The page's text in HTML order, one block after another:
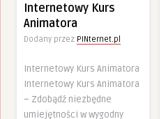
Internetowy Kurs
Animatora
Dodany przez PINternet.pl
Internetowy Kurs Animatora
Internetowy Kurs Animatora
– Zdobądź niezbędne
umiejętności w wygodny